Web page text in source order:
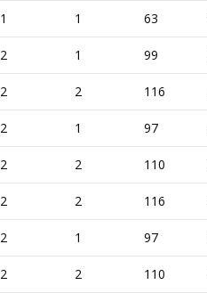
1 1 63
2 1 99
2 2 116
2 1 97
2 2 110
2 2 116
2 1 97
2 2 110